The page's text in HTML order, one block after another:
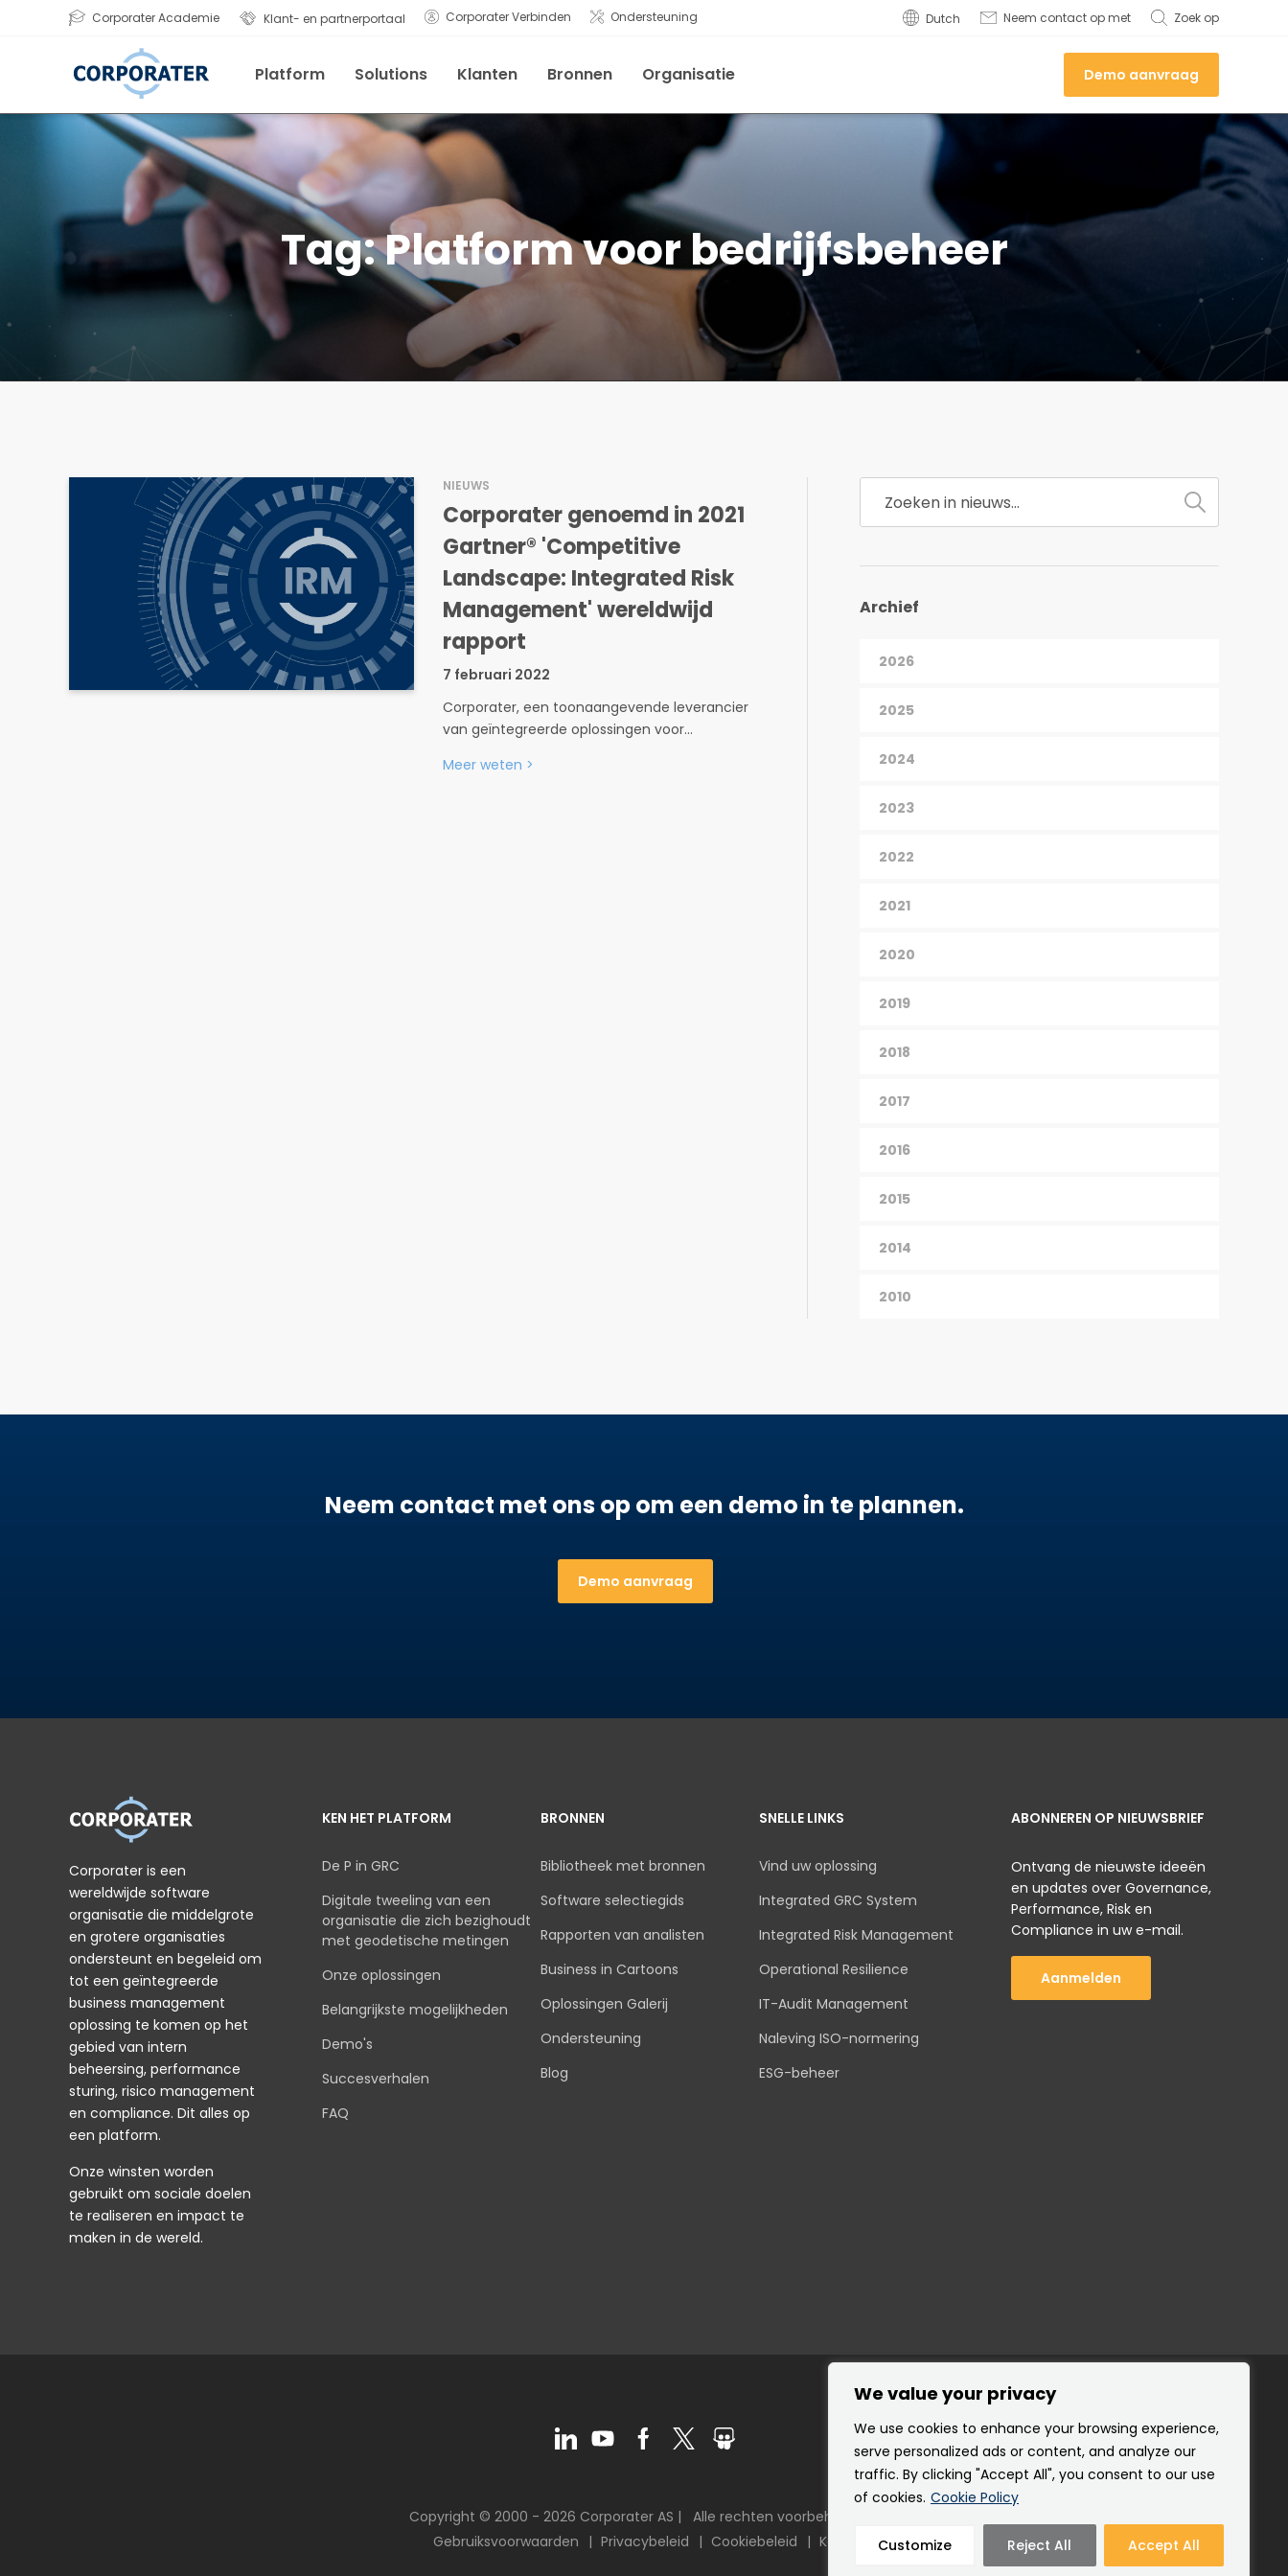
We value your privacy
We use cookies to enhance your browsing experience,
serve personalized ads or content, and analyze our
traffic. By clicking "Accept All", you consent to our use
of cookies. Cookie Policy
Customize Reject All Accept All
Corporater Academie Klant- en partnerportaal Corporater Verbinden Ondersteuning Dutch Neem contact op met Zoek op
Platform Solutions Klanten Bronnen Organisatie Demo aanvraag
Tag:Platform voor bedrijfsbeheer
NIEUWS
Corporater genoemd in 2021
Gartner® 'Competitive
Landscape: Integrated Risk
Management' wereldwijd
rapport
7 februari 2022
Corporater, een toonaangevende leverancier
van geïntegreerde oplossingen voor...
Meer weten >
Archief
2026
2025
2024
2023
2022
2021
2020
2019
2018
2017
2016
2015
2014
2010
Neem contact met ons op om een demo in te plannen.
Demo aanvraag
Corporater is een
wereldwijde software
organisatie die middelgrote
en grotere organisaties
ondersteunt en begeleid om
tot een geïntegreerde
business management
oplossing te komen op het
gebied van intern
beheersing, performance
sturing, risico management
en compliance. Dit alles op
een platform.
Onze winsten worden
gebruikt om sociale doelen
te realiseren en impact te
maken in de wereld.
KEN HET PLATFORM
De P in GRC
Digitale tweeling van een
organisatie die zich bezighoudt
met geodetische metingen
Onze oplossingen
Belangrijkste mogelijkheden
Demo's
Succesverhalen
FAQ
BRONNEN
Bibliotheek met bronnen
Software selectiegids
Rapporten van analisten
Business in Cartoons
Oplossingen Galerij
Ondersteuning
Blog
SNELLE LINKS
Vind uw oplossing
Integrated GRC System
Integrated Risk Management
Operational Resilience
IT-Audit Management
Naleving ISO-normering
ESG-beheer
ABONNEREN OP NIEUWSBRIEF
Ontvang de nieuwste ideeën
en updates over Governance,
Performance, Risk en
Compliance in uw e-mail.
Aanmelden
Copyright © 2000 - 2026 Corporater AS | Alle rechten voorbehouden.
Gebruiksvoorwaarden
Privacybeleid Cookiebeleid Kaart